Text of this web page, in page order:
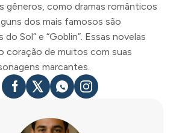
gêneros, como dramas românticos
dos mais famosos são
Sol” e “Goblin”. Essas novelas
coração de muitos com suas
marcantes.